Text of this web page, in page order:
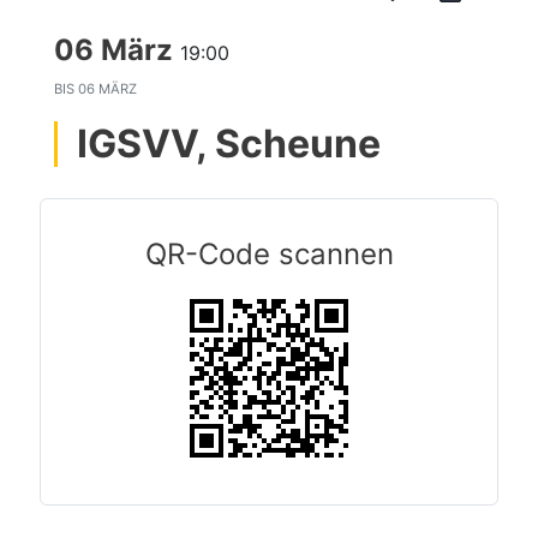
06 März 19:00
BIS 06 MÄRZ
IGSVV, Scheune
QR-Code scannen